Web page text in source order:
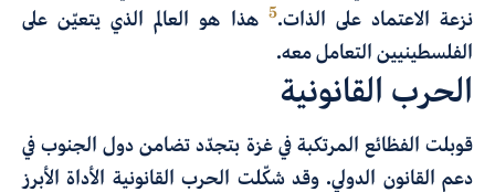
نزعة الاعتماد على الذات.5 هذا هو العالم الذي يتعيّن على
الفلسطينيين التعامل معه.
الحرب القانونية
قوبلت الفظائع المرتكبة في غزة بتجدّد تضامن دول الجنوب في
دعم القانون الدولي. وقد شكّلت الحرب القانونية الأداة الأبرز